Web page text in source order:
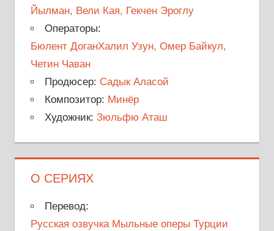
Йылман, Вели Кая, Гекчен Эроглу
Операторы:
Бюлент ДоганХалил Узун, Омер Байкул,
Четин Чаван
Продюсер: Садык Аласой
Композитор: Минёр
Художник: Зюльфю Аташ
О СЕРИЯХ
Перевод:
Русская озвучка Мыльные оперы Турции